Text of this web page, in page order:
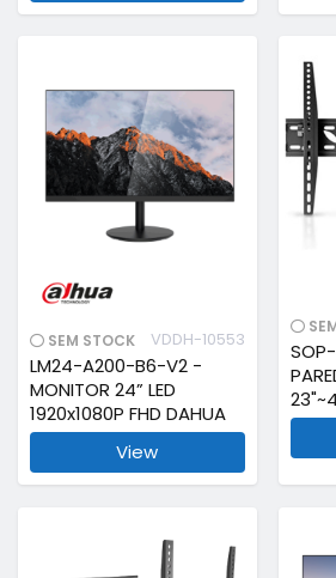
SEM STOCK VDDH-10553
LM24-A200-B6-V2 -
MONITOR 24” LED
1920x1080P FHD DAHUA
View